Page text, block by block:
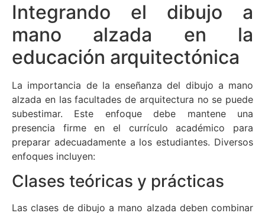
Integrando el dibujo a
mano alzada en la
educación arquitectónica
La importancia de la enseñanza del dibujo a mano
alzada en las facultades de arquitectura no se puede
subestimar. Este enfoque debe mantene una
presencia firme en el currículo académico para
preparar adecuadamente a los estudiantes. Diversos
enfoques incluyen:
Clases teóricas y prácticas
Las clases de dibujo a mano alzada deben combinar